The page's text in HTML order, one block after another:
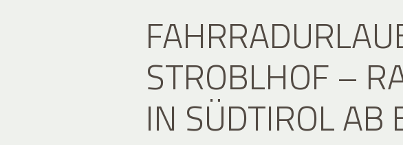
STROBLHOF –
IN SÜDTIROL AB